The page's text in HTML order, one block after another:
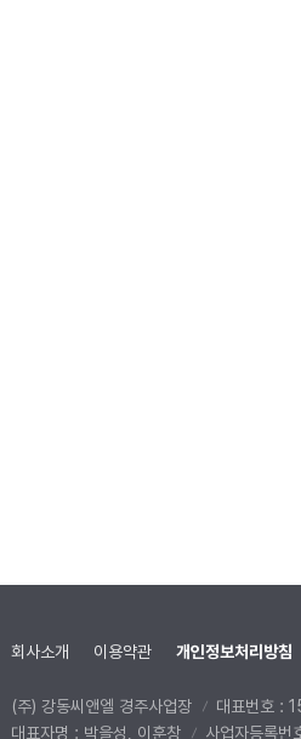
회사소개 이용약관 개인정보처리방침
(주) 강동씨앤엘 경주사업장 대표번호 :
대표자명 : 박을성, 이훈창
사업자등록